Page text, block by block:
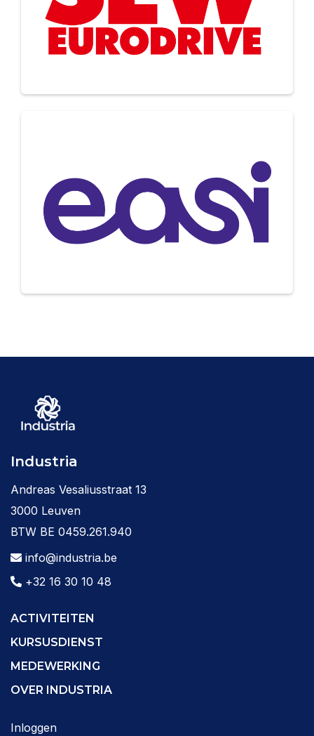
Industria
Andreas Vesaliusstraat 13
3000 Leuven
BTW BE 0459.261.940
info@industria.be
+32 16 30 10 48
ACTIVITEITEN
KURSUSDIENST
MEDEWERKING
OVER INDUSTRIA
Inloggen